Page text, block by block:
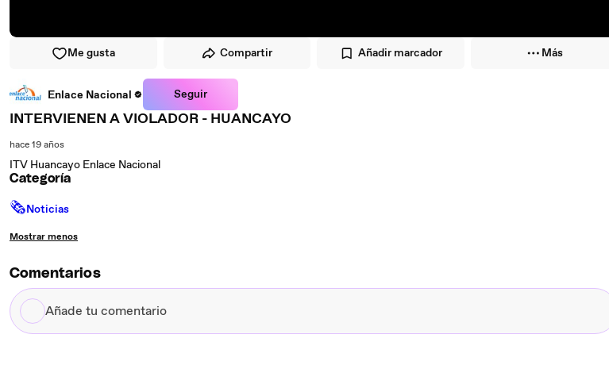
Me gusta Compartir Añadir marcador Más
Enlace Nacional Seguir
INTERVIENEN A VIOLADOR - HUANCAYO
hace 19 años
ITV Huancayo Enlace Nacional
Categoría
🗞Noticias
Mostrar menos
Comentarios
Añade
tu